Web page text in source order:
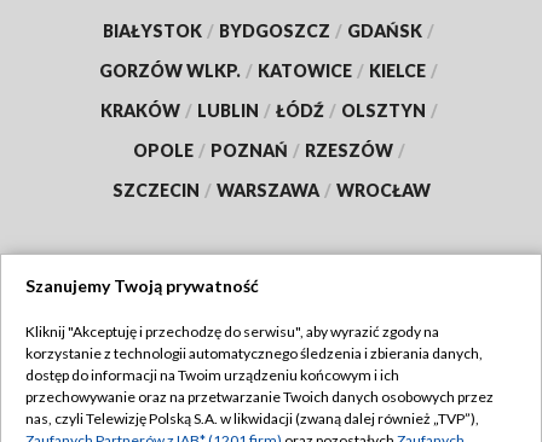
BIAŁYSTOK / BYDGOSZCZ / GDAŃSK /
GORZÓW WLKP. / KATOWICE / KIELCE /
KRAKÓW / LUBLIN / ŁÓDŹ / OLSZTYN /
OPOLE / POZNAŃ / RZESZÓW /
SZCZECIN / WARSZAWA / WROCŁAW
TVP
Abonament TVP
Emisja w TVP
Regulamin TVP
Szanujemy Twoją prywatność
Kliknij "Akceptuję i przechodzę do serwisu", aby wyrazić zgody na
korzystanie z technologii automatycznego śledzenia i zbierania danych,
dostęp do informacji na Twoim urządzeniu końcowym i ich
przechowywanie oraz na przetwarzanie Twoich danych osobowych przez
nas, czyli Telewizję Polską S.A. w likwidacji (zwaną dalej również „TVP”),